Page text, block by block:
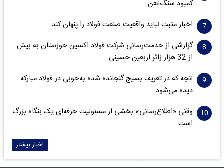
کمبود سنگ‌آهن
اخبار مثبت نباید واقعیت صنعت فولاد را پنهان کند
گزارشی از خدمت‌رسانی شرکت فولاد اکسین خوزستان به بیش
از 32 هزار زائر اربعین حسینی
آنچه که در تعریف بسیج گنجانده شده به‌خوبی در فولاد مبارکه
دیده می‌شود
وقتی «اطلاع‌رسانی» بخشی از مسئولیت حرفه‌ای یک بنگاه بزرگ
است
اخبار بیشتر